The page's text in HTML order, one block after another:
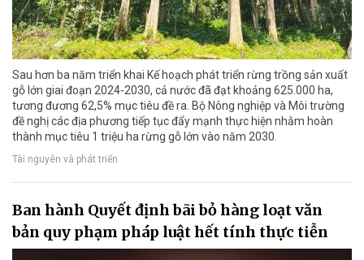
Sau hơn ba năm triển khai Kế hoạch phát triển rừng trồng sản xuất
gỗ lớn giai đoạn 2024-2030, cả nước đã đạt khoảng 625.000 ha,
tương đương 62,5% mục tiêu đề ra. Bộ Nông nghiệp và Môi trường
đề nghị các địa phương tiếp tục đẩy mạnh thực hiện nhằm hoàn
thành mục tiêu 1 triệu ha rừng gỗ lớn vào năm 2030.
Tài nguyên và phát triển
Ban hành Quyết định bãi bỏ hàng loạt văn
bản quy phạm pháp luật hết tính thực tiễn